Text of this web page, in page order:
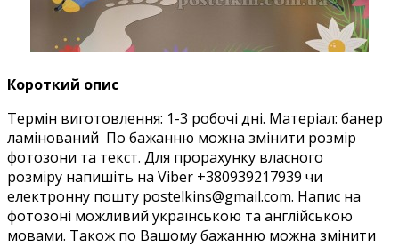
Короткий опис
Термін виготовлення: 1-3 робочі дні. Матеріал: банер
ламінований По бажанню можна змінити розмір
фотозони та текст. Для прорахунку власного
розміру напишіть на Viber +380939217939 чи
електронну пошту postelkins@gmail.com. Напис на
фотозоні можливий українською та англійською
мовами. Також по Вашому бажанню можна змінити